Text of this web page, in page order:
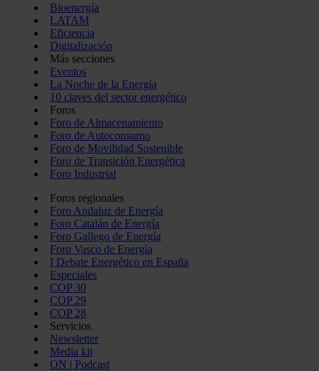
Bioenergía
LATAM
Eficiencia
Digitalización
Más secciones
Eventos
La Noche de la Energía
10 claves del sector energético
Foros
Foro de Almacenamiento
Foro de Autoconsumo
Foro de Movilidad Sostenible
Foro de Transición Energética
Foro Industrial
Foros regionales
Foro Andaluz de Energía
Foro Catalán de Energía
Foro Gallego de Energía
Foro Vasco de Energía
I Debate Energético en España
Especiales
COP 30
COP 29
COP 28
Servicios
Newsletter
Media kit
ON | Podcast